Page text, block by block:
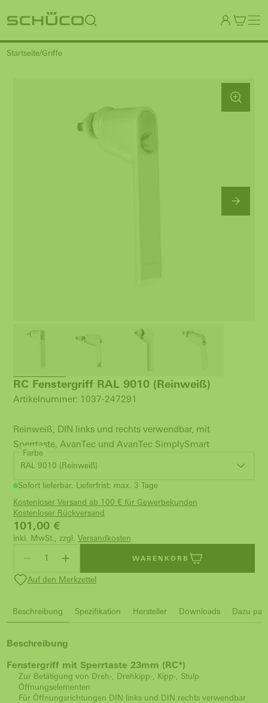
Startseite Griffe
RC Fenstergriff RAL 9010 (Reinweiß)
Artikelnummer: 1037-247291
Reinweiß, DIN links und rechts verwendbar, mit
Sperrtaste, AvanTec und AvanTec SimplySmart
Farbe
RAL 9010 (Reinweiß)
Sofort lieferbar. Lieferfrist: max. 3 Tage
Kostenloser Versand ab 100 € für Gewerbekunden
Kostenloser Rückversand
101,00 €
inkl. MwSt., zzgl. Versandkosten
WARENKORB
Auf den Merkzettel
Beschreibung Spezifikation Hersteller Downloads Dazu
Beschreibung
Fenstergriff mit Sperrtaste 23mm (RC*)
Zur Betätigung von Dreh-, Drehkipp-, Kipp-, Stulp
Öffnungselementen
Für Öffnungsrichtungen DIN links und DIN rechts verwendbar